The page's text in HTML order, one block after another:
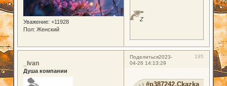
Уважение: +11928
Пол: Женский
Z
Поделиться 195
2023-
04-26 14:13:29
_Ivan
Душа компании
#p387242,Ckazka